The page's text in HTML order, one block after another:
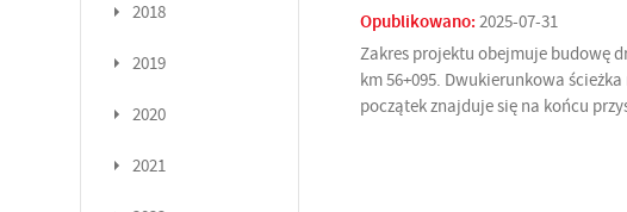
2018
2019
2020
2021
Opublikowano:2025-07-31
Zakres projektu obejmuje budowę
km 56+095. Dwukierunkowa
początek znajduje się na końcu